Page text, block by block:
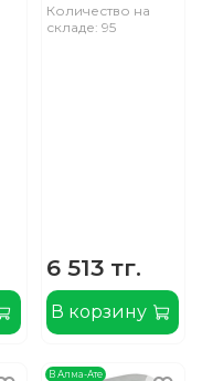
Количество на
складе: 95
6 513 тг.
В корзину
В Алма-Ате